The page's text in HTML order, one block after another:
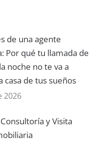
de una agente
Por qué tu llamada de
noche no te va a
casa de tus sueños
2026
y Visita